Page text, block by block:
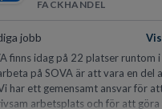
FACKHANDEL
jobb
finns idag på 22 platser runtom
på SOVA är att vara en del
har ett gemensamt ansvar för
arbetsplats och för att göra